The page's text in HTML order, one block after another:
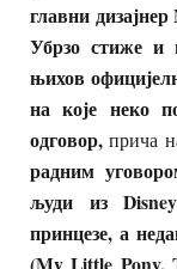
главни
Убрзо стиже
њихов
на које неко
одговор,прича
радним
људи из
принцезе, а